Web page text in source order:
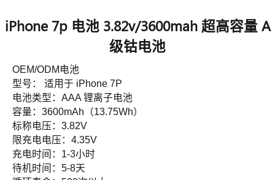
iPhone 7p 电池 3.82v/3600mah 超高容量 A
级钴电池
OEM/ODM电池
型号： 适用于 iPhone 7P
电池类型：AAA 锂离子电池
容量：3600mAh（13.75Wh）
标称电压：3.82V
限充电电压：4.35V
充电时间：1-3小时
待机时间：5-8天